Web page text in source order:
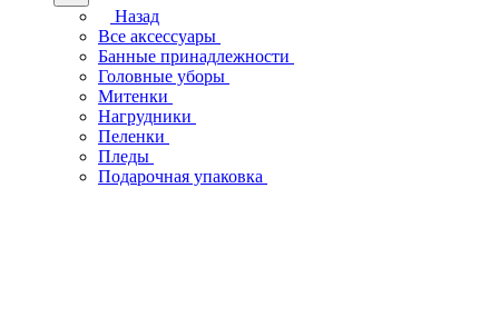
Назад
Все аксессуары
Банные принадлежности
Головные уборы
Митенки
Нагрудники
Пеленки
Пледы
Подарочная упаковка